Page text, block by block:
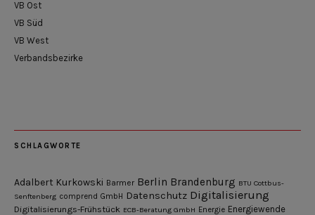
VB Ost
VB Süd
VB West
Verbandsbezirke
SCHLAGWORTE
Adalbert Kurkowski Barmer Berlin Brandenburg BTU Cottbus-
Senftenberg comprend GmbH Datenschutz Digitalisierung
Digitalisierungs-Frühstück ECB-Beratung GmbH Energie Energiewende